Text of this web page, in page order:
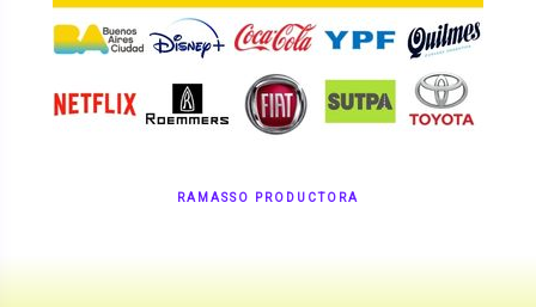
RAMASSO PRODUCTORA